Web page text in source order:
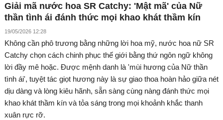
Giải mã nước hoa SR Catchy: 'Mật mã' của Nữ
thần tình ái đánh thức mọi khao khát thầm kín
19/05/2026 12:28
Không cần phô trương bằng những lời hoa mỹ, nước hoa nữ SR
Catchy chọn cách chinh phục thế giới bằng thứ ngôn ngữ không
lời đầy mê hoặc. Được mệnh danh là 'mùi hương của Nữ thần
tình ái', tuyệt tác giọt hương này là sự giao thoa hoàn hảo giữa nét
dịu dàng và lòng kiêu hãnh, sẵn sàng cùng nàng đánh thức mọi
khao khát thầm kín và tỏa sáng trong mọi khoảnh khắc thanh
xuân rực rỡ.